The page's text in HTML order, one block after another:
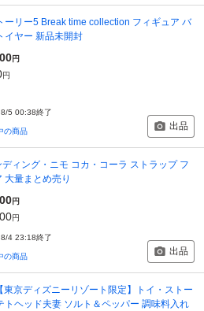
ーリー5 Break time collection フィギュア バ
イヤー 新品未開封
円
円
8/5 00:38終了
の商品 出品
ディング・ニモ コカ・コーラ ストラップ フ
大量まとめ売り
円
円
8/4 23:18終了
の商品 出品
東京ディズニーリゾート限定】トイ・ストー
トヘッド夫妻 ソルト＆ペッパー 調味料入れ